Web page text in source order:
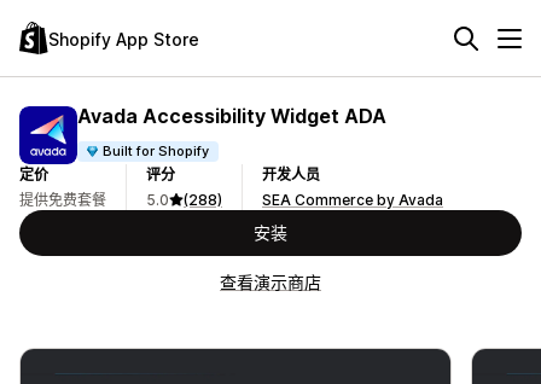
Shopify App Store
Avada Accessibility Widget ADA
Built for Shopify
定价
提供免费套餐
评分
5.0
(288)
开发人员
SEA Commerce by Avada
安装
查看演示商店